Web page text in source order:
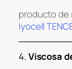
producto de
lyocell
4.Viscosa